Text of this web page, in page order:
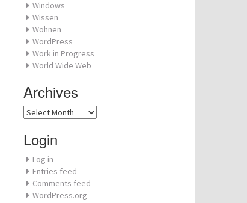
Windows
Wissen
Wohnen
WordPress
Work in Progress
World Wide Web
Archives
Archives
Login
Log in
Entries feed
Comments feed
WordPress.org